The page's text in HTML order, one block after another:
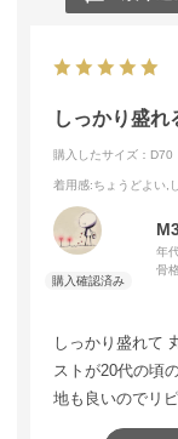
しっかり盛れ
購入したサイズ：D70
着用感:ちょうどよい,
年
骨
しっかり盛れて
ストが20代の頃
地も良いのでリ